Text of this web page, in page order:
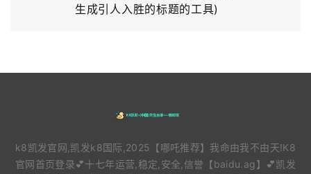
生成引人入胜的标题的工具)
k8凯发官网,凯发k8国际,2025【哪吒推荐】我命由我不由天!K8
官网首页登录💕十七年运营,稳定,安全,信誉【baidu.ag】💕凯发